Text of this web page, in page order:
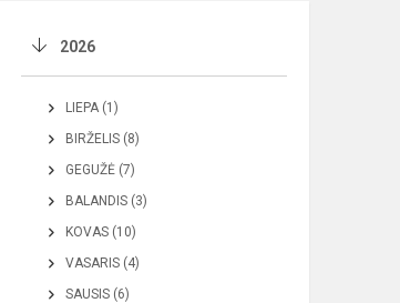
2026
LIEPA (1)
BIRŽELIS (8)
GEGUŽĖ (7)
BALANDIS (3)
KOVAS (10)
VASARIS (4)
SAUSIS (6)